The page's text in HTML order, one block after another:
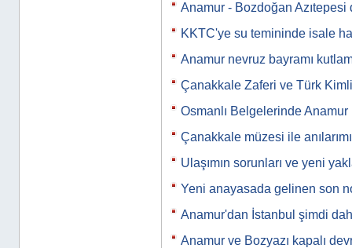
Anamur - Bozdoğan Azıtepesi
KKTC'ye su temininde isale
Anamur nevruz bayramı
Çanakkale Zaferi ve Türk
Osmanlı Belgelerinde Anamur
Çanakkale müzesi ile
Ulaşımın sorunları ve yeni
Yeni anayasada gelinen son
Anamur'dan İstanbul şimdi
Anamur ve Bozyazı kapalı